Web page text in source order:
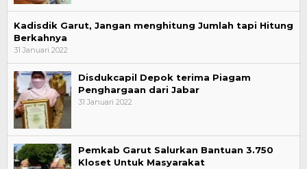
Kadisdik Garut, Jangan menghitung Jumlah tapi Hitung
Berkahnya
31 Januari 2022
Disdukcapil Depok terima Piagam
Penghargaan dari Jabar
31 Januari 2022
Pemkab Garut Salurkan Bantuan 3.750
Kloset Untuk Masyarakat